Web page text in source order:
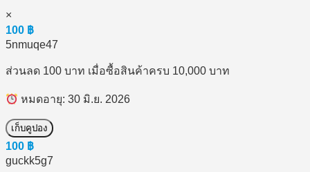
×
100 ฿
5nmuqe47
ส่วนลด 100 บาท เมื่อซื้อสินค้าครบ 10,000 บาท
หมดอายุ: 30 มิ.ย. 2026
เก็บคูปอง
100 ฿
guckk5g7